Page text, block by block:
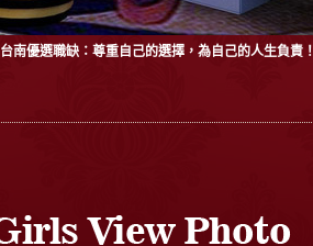
台南優選職缺：尊重自己的選擇，為自己的人生負責！